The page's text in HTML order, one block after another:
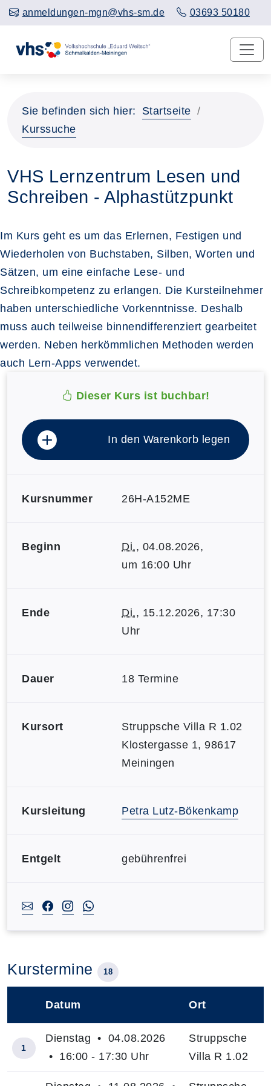
anmeldungen-mgn@vhs-sm.de 03693 50180
Sie befinden sich hier:
Startseite
Kurssuche
VHS Lernzentrum Lesen und
Schreiben - Alphastützpunkt
Im Kurs geht es um das Erlernen, Festigen und
Wiederholen von Buchstaben, Silben, Worten und
Sätzen, um eine einfache Lese- und
Schreibkompetenz zu erlangen. Die Kursteilnehmer
haben unterschiedliche Vorkenntnisse. Deshalb
muss auch teilweise binnendifferenziert gearbeitet
werden. Neben herkömmlichen Methoden werden
auch Lern-Apps verwendet.
Dieser Kurs ist buchbar!
In den Warenkorb legen
Kursnummer 26H-A152ME
Beginn Di., 04.08.2026,
um 16:00 Uhr
Ende Di., 15.12.2026, 17:30
Uhr
Dauer 18 Termine
Kursort
Struppsche Villa R 1.02
Klostergasse 1, 98617
Meiningen
Kursleitung Petra Lutz-Bökenkamp
Entgelt gebührenfrei
Kurstermine 18
Datum Ort
1
Dienstag • 04.08.2026
• 16:00 - 17:30 Uhr
Struppsche
Villa R 1.02